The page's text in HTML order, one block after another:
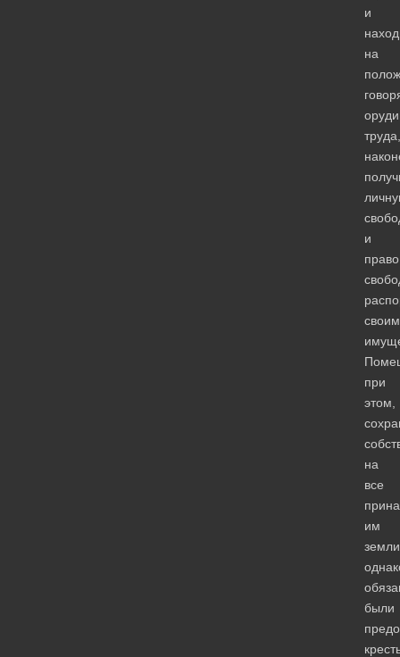
и
на
труда,
и
право
своим
при
этом,
на
все
им
были